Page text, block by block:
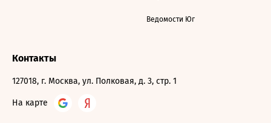
Ведомости Юг
Контакты
127018, г. Москва, ул. Полковая, д. 3, стр. 1
На карте